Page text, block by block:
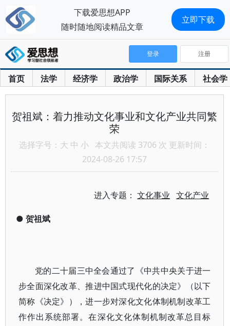
首页 法学 经济学 政治学 国际关系 社会学
登录 注册
贺祖斌：着力推动文化事业和文化产业共同繁
荣
选择字号： 大 中 小 本文共阅读 3706 次 更新时间：
2024-08-26 17:57
进入专题：文化事业 文化产业
● 贺祖斌
党的二十届三中全会通过了《中共中央关于进一
步全面深化改革、推进中国式现代化的决定》（以下
简称《决定》），进一步对深化文化体制机制改革工
作作出系统部署。在深化文化体制机制改革总目标
下载爱思想APP
随时随地阅读精品文章
立即下载